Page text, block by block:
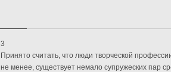
3
Принято считать, что люди творческой
не менее, существует немало супружеских пар